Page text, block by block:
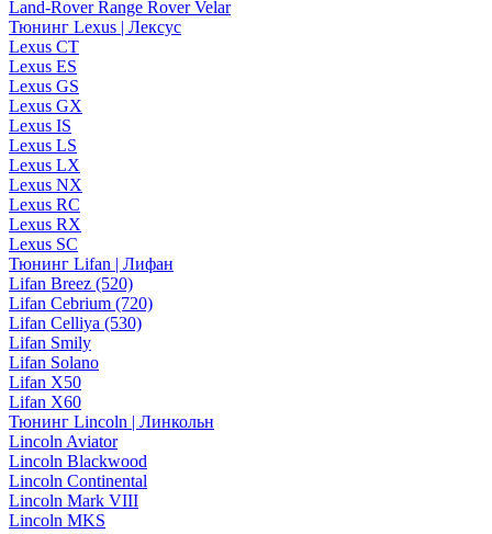
Land-Rover Range Rover Velar
Тюнинг Lexus | Лексус
Lexus CT
Lexus ES
Lexus GS
Lexus GX
Lexus IS
Lexus LS
Lexus LX
Lexus NX
Lexus RC
Lexus RX
Lexus SC
Тюнинг Lifan | Лифан
Lifan Breez (520)
Lifan Cebrium (720)
Lifan Celliya (530)
Lifan Smily
Lifan Solano
Lifan X50
Lifan X60
Тюнинг Lincoln | Линкольн
Lincoln Aviator
Lincoln Blackwood
Lincoln Continental
Lincoln Mark VIII
Lincoln MKS